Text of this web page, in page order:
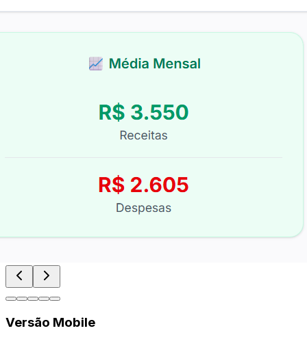
Versão Mobile